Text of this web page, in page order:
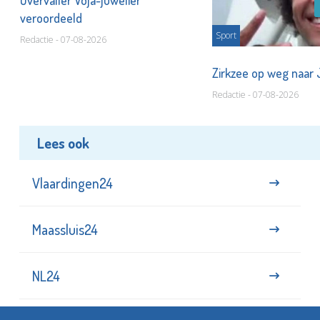
veroordeeld
Redactie - 07-08-2026 Sport
Zirkzee op weg
Redactie - 07-08-2026
Lees ook
Vlaardingen24
Maassluis24
NL24